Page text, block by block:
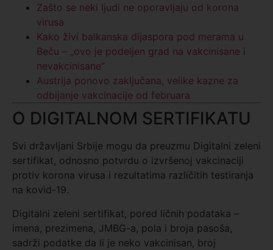
Zašto se neki ljudi ne oporavljaju od korona
virusa
Kako živi balkanska dijaspora pod merama u
Beču – „ovo je podeljen grad na vakcinisane i
nevakcinisane“
Austrija ponovo zaključana, velike kazne za
odbijanje vakcinacije od februara
O DIGITALNOM SERTIFIKATU
Svi državljani Srbije mogu da preuzmu Digitalni zeleni
sertifikat, odnosno potvrdu o izvršenoj vakcinaciji
protiv korona virusa i rezultatima različitih testiranja
na kovid-19.
Digitalni zeleni sertifikat, pored ličnih podataka –
imena, prezimena, JMBG-a, pola i broja pasoša,
sadrži podatke da li je neko vakcinisan, broj